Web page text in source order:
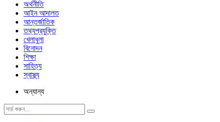
অর্থনীতি
আইন আদালত
আন্তর্জাতিক
তথ্যপ্রযুক্তি
খেলাধুলা
বিনোদন
শিক্ষা
সাহিত্য
স্বাস্থ্য
অন্যান্য